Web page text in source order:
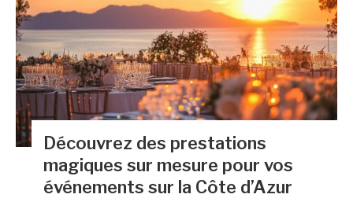
Découvrez des prestations
magiques sur mesure pour vos
événements sur la Côte d’Azur